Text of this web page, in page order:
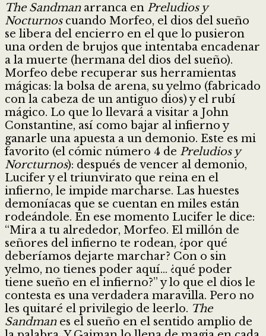
The Sandmanarranca en Preludios y
Nocturnoscuando Morfeo, el dios del sueño
se libera del encierro en el que lo pusieron
una orden de brujos que intentaba encadenar
a la muerte (hermana del dios del sueño).
Morfeo debe recuperar sus herramientas
mágicas: la bolsa de arena, su yelmo (fabricado
con la cabeza de un antiguo dios) y el rubí
mágico. Lo que lo llevará a visitar a John
Constantine, así como bajar al infierno y
ganarle una apuesta a un demonio. Este es mi
favorito (el cómic número 4 de Preludios y
Norcturnos): después de vencer al demonio,
Lucifer y el triunvirato que reina en el
infierno, le impide marcharse. Las huestes
demoníacas que se cuentan en miles están
rodeándole. En ese momento Lucifer le dice:
“Mira a tu alrededor, Morfeo. El millón de
señores del infierno te rodean, ¿por qué
deberíamos dejarte marchar? Con o sin
yelmo, no tienes poder aquí… ¿qué poder
tiene sueño en el infierno?” y lo que el dios le
contesta es una verdadera maravilla. Pero no
les quitaré el privilegio de leerlo. The
Sandmanes el sueño en el sentido amplio de